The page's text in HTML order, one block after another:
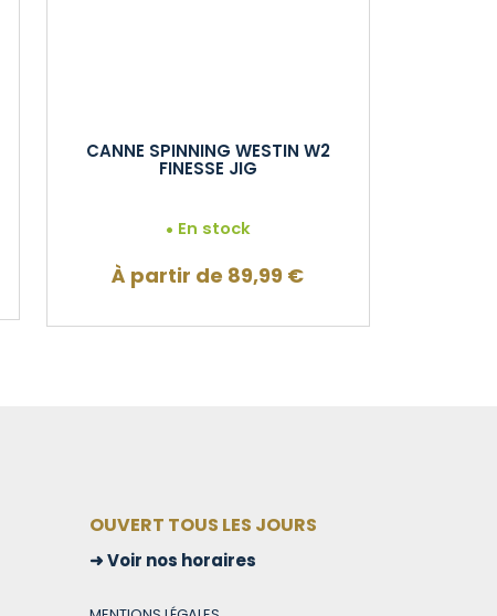
CANNE SPINNING WESTIN W2
FINESSE JIG
En stock
À partir de 89,99 €
OUVERT TOUS LES JOURS
Voir nos horaires